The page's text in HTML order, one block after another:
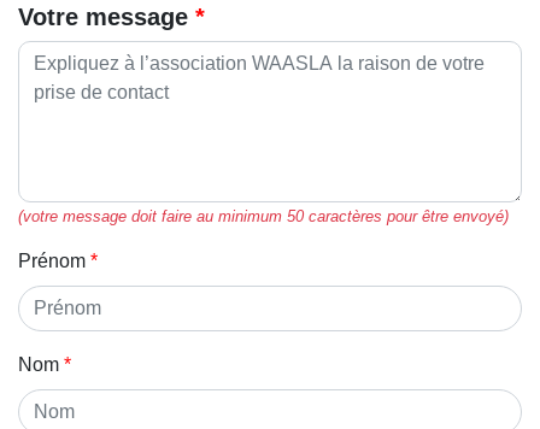
Votre message
(votre message doit faire au minimum 50 caractères pour être envoyé)
Prénom
Nom